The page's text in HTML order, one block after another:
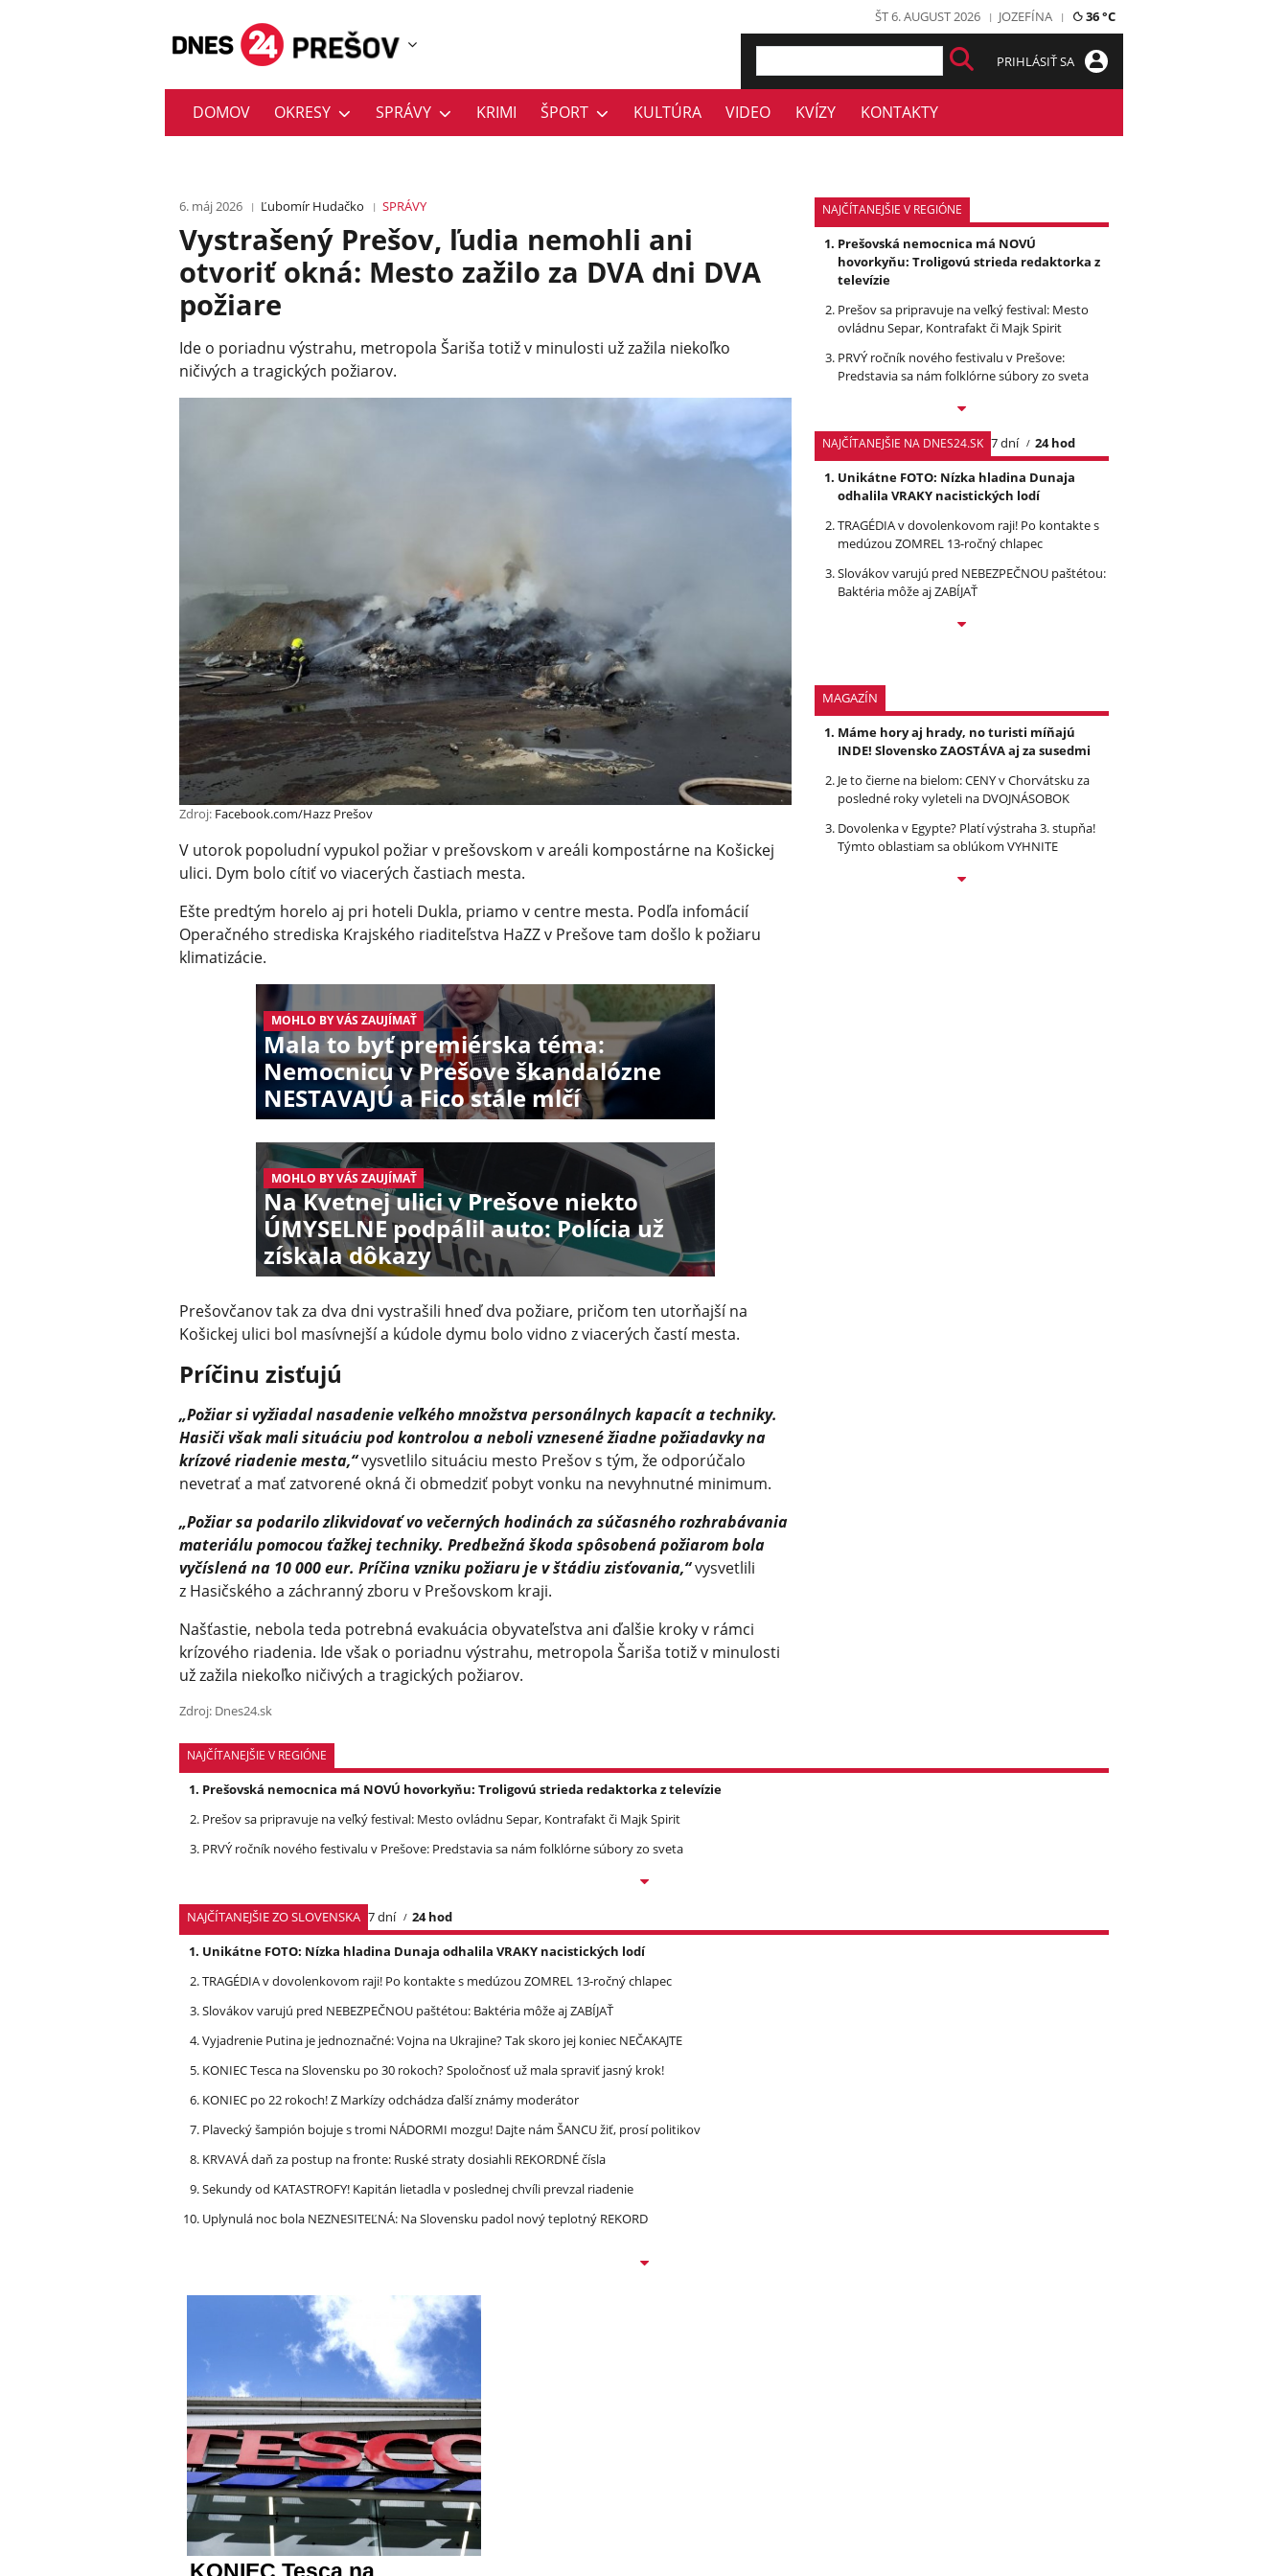
ŠT 6. AUGUST 2026 JOZEFÍNA 36 °C
PRIHLÁSIŤ SA
DOMOV OKRESY SPRÁVY KRIMI ŠPORT KULTÚRA VIDEO KVÍZY KONTAKTY
6. máj 2026 Ľubomír Hudačko SPRÁVY
Vystrašený Prešov, ľudia nemohli ani
otvoriť okná: Mesto zažilo za DVA dni DVA
požiare
Ide o poriadnu výstrahu, metropola Šariša totiž v minulosti už zažila niekoľko
ničivých a tragických požiarov.
Zdroj: Facebook.com/Hazz Prešov
V utorok popoludní vypukol požiar v prešovskom v areáli kompostárne na Košickej
ulici. Dym bolo cítiť vo viacerých častiach mesta.
Ešte predtým horelo aj pri hoteli Dukla, priamo v centre mesta. Podľa infomácií
Operačného strediska Krajského riaditeľstva HaZZ v Prešove tam došlo k požiaru
klimatizácie.
MOHLO BY VÁS ZAUJÍMAŤ
Mala to byť premiérska téma:
Nemocnicu v Prešove škandalózne
NESTAVAJÚ a Fico stále mlčí
MOHLO BY VÁS ZAUJÍMAŤ
Na Kvetnej ulici v Prešove niekto
ÚMYSELNE podpálil auto: Polícia už
získala dôkazy
Prešovčanov tak za dva dni vystrašili hneď dva požiare, pričom ten utorňajší na
Košickej ulici bol masívnejší a kúdole dymu bolo vidno z viacerých častí mesta.
Príčinu zisťujú
„Požiar si vyžiadal nasadenie veľkého množstva personálnych kapacít a techniky.
Hasiči však mali situáciu pod kontrolou a neboli vznesené žiadne požiadavky na
krízové riadenie mesta,“vysvetlilo situáciu mesto Prešov s tým, že odporúčalo
nevetrať a mať zatvorené okná či obmedziť pobyt vonku na nevyhnutné minimum.
„Požiar sa podarilo zlikvidovať vo večerných hodinách za súčasného rozhrabávania
materiálu pomocou ťažkej techniky. Predbežná škoda spôsobená požiarom bola
vyčíslená na 10 000 eur. Príčina vzniku požiaru je v štádiu zisťovania,“vysvetlili
z Hasičského a záchranný zboru v Prešovskom kraji.
Našťastie, nebola teda potrebná evakuácia obyvateľstva ani ďalšie kroky v rámci
krízového riadenia. Ide však o poriadnu výstrahu, metropola Šariša totiž v minulosti
už zažila niekoľko ničivých a tragických požiarov.
Zdroj: Dnes24.sk
NAJČÍTANEJŠIE V REGIÓNE
Prešovská nemocnica má NOVÚ
hovorkyňu: Troligovú strieda redaktorka z
televízie
Prešov sa pripravuje na veľký festival: Mesto
ovládnu Separ, Kontrafakt či Majk Spirit
PRVÝ ročník nového festivalu v Prešove:
Predstavia sa nám folklórne súbory zo sveta
NAJČÍTANEJŠIE NA DNES24.SK 7 dní
24 hod
Unikátne FOTO: Nízka hladina Dunaja
odhalila VRAKY nacistických lodí
TRAGÉDIA v dovolenkovom raji! Po kontakte s
medúzou ZOMREL 13-ročný chlapec
Slovákov varujú pred NEBEZPEČNOU paštétou:
Baktéria môže aj ZABÍJAŤ
MAGAZÍN
Máme hory aj hrady, no turisti míňajú
INDE! Slovensko ZAOSTÁVA aj za susedmi
Je to čierne na bielom: CENY v Chorvátsku za
posledné roky vyleteli na DVOJNÁSOBOK
Dovolenka v Egypte? Platí výstraha 3. stupňa!
Týmto oblastiam sa oblúkom VYHNITE
NAJČÍTANEJŠIE V REGIÓNE
Prešovská nemocnica má NOVÚ hovorkyňu: Troligovú strieda redaktorka z televízie
Prešov sa pripravuje na veľký festival: Mesto ovládnu Separ, Kontrafakt či Majk Spirit
PRVÝ ročník nového festivalu v Prešove: Predstavia sa nám folklórne súbory zo sveta
NAJČÍTANEJŠIE ZO SLOVENSKA 7 dní
24 hod
Unikátne FOTO: Nízka hladina Dunaja odhalila VRAKY nacistických lodí
TRAGÉDIA v dovolenkovom raji! Po kontakte s medúzou ZOMREL 13-ročný chlapec
Slovákov varujú pred NEBEZPEČNOU paštétou: Baktéria môže aj ZABÍJAŤ
Vyjadrenie Putina je jednoznačné: Vojna na Ukrajine? Tak skoro jej koniec NEČAKAJTE
KONIEC Tesca na Slovensku po 30 rokoch? Spoločnosť už mala spraviť jasný krok!
KONIEC po 22 rokoch! Z Markízy odchádza ďalší známy moderátor
Plavecký šampión bojuje s tromi NÁDORMI mozgu! Dajte nám ŠANCU žiť, prosí politikov
KRVAVÁ daň za postup na fronte: Ruské straty dosiahli REKORDNÉ čísla
Sekundy od KATASTROFY! Kapitán lietadla v poslednej chvíli prevzal riadenie
Uplynulá noc bola NEZNESITEĽNÁ: Na Slovensku padol nový teplotný REKORD
KONIEC Tesca na